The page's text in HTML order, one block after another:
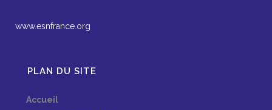
www.esnfrance.org
PLAN DU SITE
Accueil